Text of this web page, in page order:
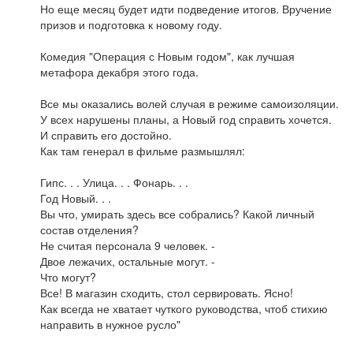
Но еще месяц будет идти подведение итогов. Вручение
призов и подготовка к новому году.
Комедия "Операция с Новым годом", как лучшая
метафора декабря этого года.
Все мы оказались волей случая в режиме самоизоляции.
У всех нарушены планы, а Новый год справить хочется.
И справить его достойно.
Как там генерал в фильме размышлял:
Гипс. . . Улица. . . Фонарь. . .
Год Новый. . .
Вы что, умирать здесь все собрались? Какой личный
состав отделения?
Не считая персонала 9 человек. -
Двое лежачих, остальные могут. -
Что могут?
Все! В магазин сходить, стол сервировать. Ясно!
Как всегда не хватает чуткого руководства, чтоб стихию
направить в нужное русло"